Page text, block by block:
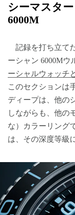
シーマスタ
6000M
記録を打ち立て
ーシャン 6000Mウ
ーシャルウォッチ
このセクションは
ディープは、他の
しながらも、他の
な）カラーリング
は、その深度等級